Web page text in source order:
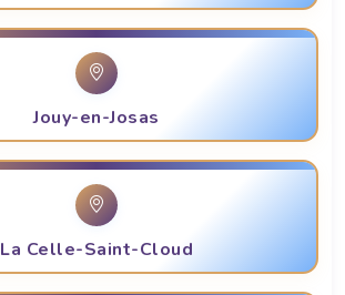
Jouy-en-Josas
La Celle-Saint-Cloud